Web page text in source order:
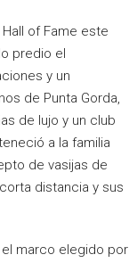
of Fame este
predio el
y un
de Punta Gorda,
de lujo y un club
a la familia
de vasijas de
distancia y sus
el marco elegido por